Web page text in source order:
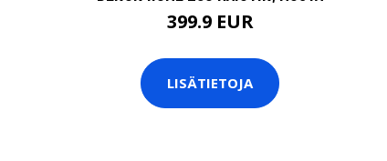
399.9 EUR
LISÄTIETOJA